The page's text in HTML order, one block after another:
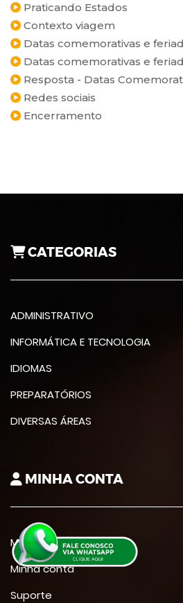
Praticando Estados
Contexto viagem
Datas comemorativas e
Datas comemorativas e
Resposta - Datas
Redes sociais
Encerramento
CATEGORIAS
ADMINISTRATIVO
INFORMÁTICA E TECNOLOGIA
IDIOMAS
PREPARATÓRIOS
DIVERSAS ÁREAS
MINHA CONTA
Meus cursos
Minha conta
Suporte